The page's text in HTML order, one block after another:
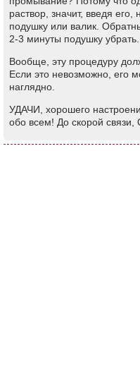
раствор, значит, введя
подушку или валик.
2-3 минуты подушку убрать.
Вообще, эту процедуру
Если это невозможно, его
наглядно.
УДАЧИ, хорошего
обо всем! До скорой связи,